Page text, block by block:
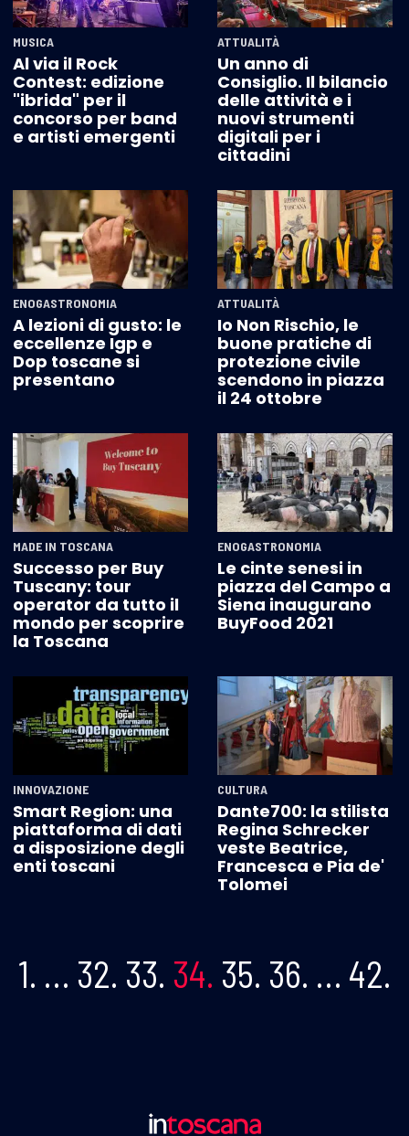
MUSICA
Al via il Rock
Contest: edizione
"ibrida" per il
concorso per band
e artisti emergenti
ATTUALITÀ
Un anno di
Consiglio. Il bilancio
delle attività e i
nuovi strumenti
digitali per i
cittadini
ENOGASTRONOMIA
A lezioni di gusto: le
eccellenze Igp e
Dop toscane si
presentano
ATTUALITÀ
Io Non Rischio, le
buone pratiche di
protezione civile
scendono in piazza
il 24 ottobre
MADE IN TOSCANA
Successo per Buy
Tuscany: tour
operator da tutto il
mondo per scoprire
la Toscana
ENOGASTRONOMIA
Le cinte senesi in
piazza del Campo a
Siena inaugurano
BuyFood 2021
INNOVAZIONE
Smart Region: una
piattaforma di dati
a disposizione degli
enti toscani
CULTURA
Dante700: la stilista
Regina Schrecker
veste Beatrice,
Francesca e Pia de'
Tolomei
1. … 32. 33. 34. 35. 36. … 42.